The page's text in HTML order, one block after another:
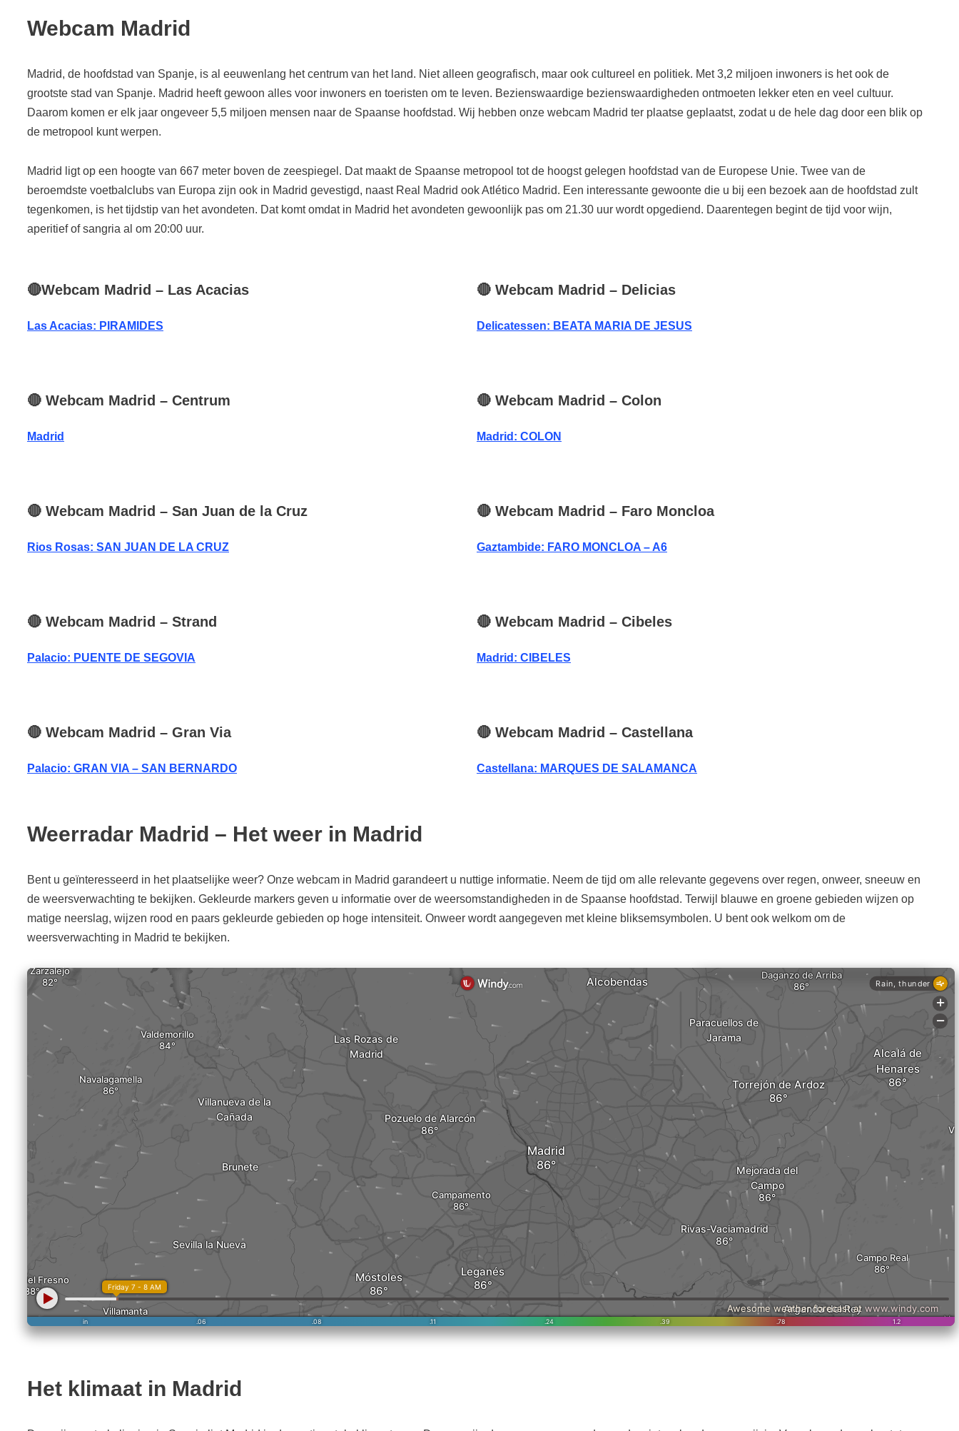
Webcam Madrid
Madrid, de hoofdstad van Spanje, is al eeuwenlang het centrum van het land. Niet alleen geografisch, maar ook cultureel en politiek. Met 3,2 miljoen inwoners is het ook de
grootste stad van Spanje. Madrid heeft gewoon alles voor inwoners en toeristen om te leven. Bezienswaardige bezienswaardigheden ontmoeten lekker eten en veel cultuur.
Daarom komen er elk jaar ongeveer 5,5 miljoen mensen naar de Spaanse hoofdstad. Wij hebben onze webcam Madrid ter plaatse geplaatst, zodat u de hele dag door een blik op
de metropool kunt werpen.
Madrid ligt op een hoogte van 667 meter boven de zeespiegel. Dat maakt de Spaanse metropool tot de hoogst gelegen hoofdstad van de Europese Unie. Twee van de
beroemdste voetbalclubs van Europa zijn ook in Madrid gevestigd, naast Real Madrid ook Atlético Madrid. Een interessante gewoonte die u bij een bezoek aan de hoofdstad zult
tegenkomen, is het tijdstip van het avondeten. Dat komt omdat in Madrid het avondeten gewoonlijk pas om 21.30 uur wordt opgediend. Daarentegen begint de tijd voor wijn,
aperitief of sangria al om 20:00 uur.
🔴Webcam Madrid – Las Acacias
Las Acacias: PIRAMIDES
🔴 Webcam Madrid – Delicias
Delicatessen: BEATA MARIA DE JESUS
🔴 Webcam Madrid – Centrum
Madrid
🔴 Webcam Madrid – Colon
Madrid: COLON
🔴 Webcam Madrid – San Juan de la Cruz
Rios Rosas: SAN JUAN DE LA CRUZ
🔴 Webcam Madrid – Faro Moncloa
Gaztambide: FARO MONCLOA – A6
🔴 Webcam Madrid – Strand
Palacio: PUENTE DE SEGOVIA
🔴 Webcam Madrid – Cibeles
Madrid: CIBELES
🔴 Webcam Madrid – Gran Via
Palacio: GRAN VIA – SAN BERNARDO
🔴 Webcam Madrid – Castellana
Castellana: MARQUES DE SALAMANCA
Weerradar Madrid – Het weer in Madrid
Bent u geïnteresseerd in het plaatselijke weer? Onze webcam in Madrid garandeert u nuttige informatie. Neem de tijd om alle relevante gegevens over regen, onweer, sneeuw en
de weersverwachting te bekijken. Gekleurde markers geven u informatie over de weersomstandigheden in de Spaanse hoofdstad. Terwijl blauwe en groene gebieden wijzen op
matige neerslag, wijzen rood en paars gekleurde gebieden op hoge intensiteit. Onweer wordt aangegeven met kleine bliksemsymbolen. U bent ook welkom om de
weersverwachting in Madrid te bekijken.
Het klimaat in Madrid